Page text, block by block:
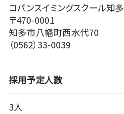
コパンスイミングスクール知多
〒470-0001
知多市八幡町西水代70
（0562）33-0039
採用予定人数
3人